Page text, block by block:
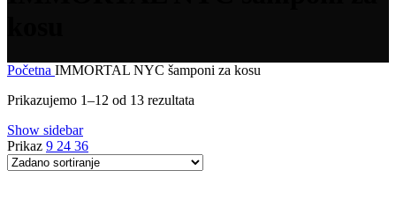
Početna IMMORTAL NYC šamponi za kosu
Prikazujemo 1–12 od 13 rezultata
Show sidebar
Prikaz 9 24 36